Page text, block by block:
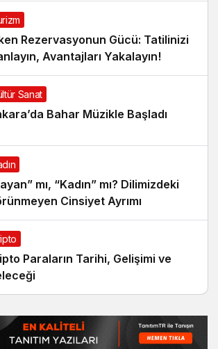
Rezervasyonun Gücü: Tatilinizi
Avantajları Yakalayın!
Sanat
Bahar Müzikle Başladı
mı, “Kadın” mı? Dilimizdeki
Cinsiyet Ayrımı
Paraların Tarihi, Gelişimi ve